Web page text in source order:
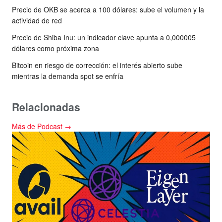
Precio de OKB se acerca a 100 dólares: sube el volumen y la
actividad de red
Precio de Shiba Inu: un indicador clave apunta a 0,000005
dólares como próxima zona
Bitcoin en riesgo de corrección: el interés abierto sube
mientras la demanda spot se enfría
Relacionadas
Más de Podcast →